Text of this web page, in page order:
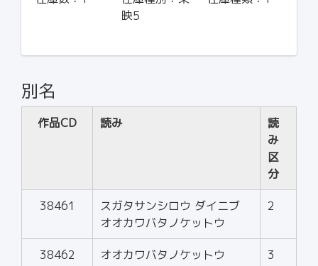
映5
別名
作品CD 読み
読
み
区
分
38461
スガタサンシロウ ダイニブ
オオカワバタノケットウ
2
38462 オオカワバタノケットウ 3